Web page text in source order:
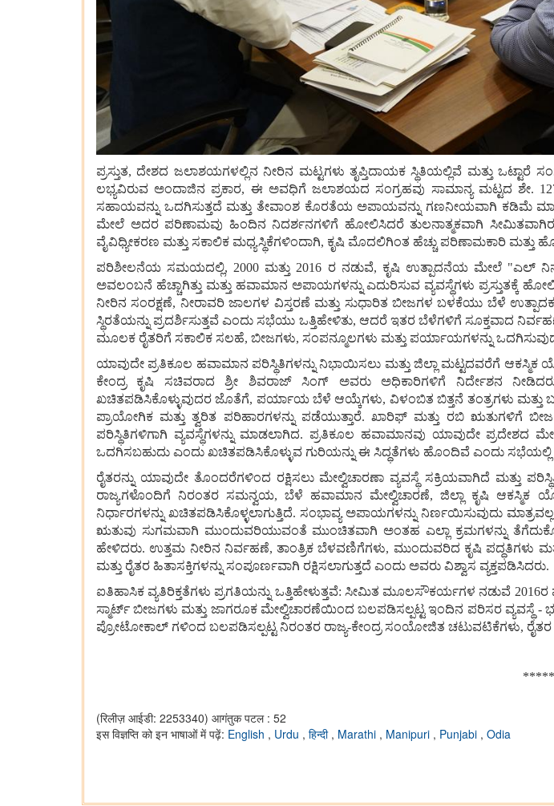
ಪ್ರಸ್ತುತ, ದೇಶದ ಜಲಾಶಯಗಳಲ್ಲಿನ ನೀರಿನ ಮಟ್ಟಗಳು ತೃಪ್ತಿದಾಯಕ ಸ್ಥಿತಿಯಲ್ಲಿವೆ ಮತ್ತು
ಲಭ್ಯವಿರುವ ಅಂದಾಜಿನ ಪ್ರಕಾರ, ಈ ಅವಧಿಗೆ ಜಲಾಶಯದ ಸಂಗ್ರಹವು ಸಾಮಾನ್ಯ ಮಟ್ಟದ ಶೇ.
ಸಹಾಯವನ್ನು ಒದಗಿಸುತ್ತದೆ ಮತ್ತು ತೇವಾಂಶ ಕೊರತೆಯ ಅಪಾಯವನ್ನು ಗಣನೀಯವಾಗಿ ಕಡಿಮೆ
ಮೇಲೆ ಅದರ ಪರಿಣಾಮವು ಹಿಂದಿನ ನಿದರ್ಶನಗಳಿಗೆ ಹೋಲಿಸಿದರೆ ತುಲನಾತ್ಮಕವಾಗಿ
ವೈವಿಧ್ಯೀಕರಣ ಮತ್ತು ಸಕಾಲಿಕ ಮಧ್ಯಸ್ಥಿಕೆಗಳಿಂದಾಗಿ, ಕೃಷಿ ಮೊದಲಿಗಿಂತ ಹೆಚ್ಚು ಪರಿಣಾಮಕಾರಿ
ಪರಿಶೀಲನೆಯ ಸಮಯದಲ್ಲಿ, 2000 ಮತ್ತು 2016 ರ ನಡುವೆ, ಕೃಷಿ ಉತ್ಪಾದನೆಯ ಮೇಲೆ "ಎಲ್
ಅವಲಂಬನೆ ಹೆಚ್ಚಾಗಿತ್ತು ಮತ್ತು ಹವಾಮಾನ ಅಪಾಯಗಳನ್ನು ಎದುರಿಸುವ ವ್ಯವಸ್ಥೆಗಳು ಪ್ರಸ್ತುತಕ್ಕೆ
ನೀರಿನ ಸಂರಕ್ಷಣೆ, ನೀರಾವರಿ ಜಾಲಗಳ ವಿಸ್ತರಣೆ ಮತ್ತು ಸುಧಾರಿತ ಬೀಜಗಳ ಬಳಕೆಯು ಬೆಳೆ
ಸ್ಥಿರತೆಯನ್ನು ಪ್ರದರ್ಶಿಸುತ್ತವೆ ಎಂದು ಸಭೆಯು ಒತ್ತಿಹೇಳಿತು, ಆದರೆ ಇತರ ಬೆಳೆಗಳಿಗೆ ಸೂಕ್ತವಾದ
ಮೂಲಕ ರೈತರಿಗೆ ಸಕಾಲಿಕ ಸಲಹೆ, ಬೀಜಗಳು, ಸಂಪನ್ಮೂಲಗಳು ಮತ್ತು ಪರ್ಯಾಯಗಳನ್ನು
ಯಾವುದೇ ಪ್ರತಿಕೂಲ ಹವಾಮಾನ ಪರಿಸ್ಥಿತಿಗಳನ್ನು ನಿಭಾಯಿಸಲು ಮತ್ತು ಜಿಲ್ಲಾ ಮಟ್ಟದವರೆಗೆ ಆಕಸ್ಮಿಕ
ಕೇಂದ್ರ ಕೃಷಿ ಸಚಿವರಾದ ಶ್ರೀ ಶಿವರಾಜ್ ಸಿಂಗ್ ಅವರು ಅಧಿಕಾರಿಗಳಿಗೆ ನಿರ್ದೇಶನ
ಖಚಿತಪಡಿಸಿಕೊಳ್ಳುವುದರ ಜೊತೆಗೆ, ಪರ್ಯಾಯ ಬೆಳೆ ಆಯ್ಕೆಗಳು, ವಿಳಂಬಿತ ಬಿತ್ತನೆ ತಂತ್ರಗಳು ಮತ್ತು ಬರ
ಪ್ರಾಯೋಗಿಕ ಮತ್ತು ತ್ವರಿತ ಪರಿಹಾರಗಳನ್ನು ಪಡೆಯುತ್ತಾರೆ. ಖಾರಿಫ್ ಮತ್ತು ರಬಿ ಋತುಗಳಿಗೆ
ಪರಿಸ್ಥಿತಿಗಳಿಗಾಗಿ ವ್ಯವಸ್ಥೆಗಳನ್ನು ಮಾಡಲಾಗಿದ. ಪ್ರತಿಕೂಲ ಹವಾಮಾನವು ಯಾವುದೇ
ಒದಗಿಸಬಹುದು ಎಂದು ಖಚಿತಪಡಿಸಿಕೊಳ್ಳುವ ಗುರಿಯನ್ನು ಈ ಸಿದ್ಧತೆಗಳು ಹೊಂದಿವೆ ಎಂದು
ರೈತರನ್ನು ಯಾವುದೇ ತೊಂದರೆಗಳಿಂದ ರಕ್ಷಿಸಲು ಮೇಲ್ವಿಚಾರಣಾ ವ್ಯವಸ್ಥೆ ಸಕ್ರಿಯವಾಗಿದೆ ಮತ್ತು
ರಾಜ್ಯಗಳೊಂದಿಗೆ ನಿರಂತರ ಸಮನ್ವಯ, ಬೆಳೆ ಹವಾಮಾನ ಮೇಲ್ವಿಚಾರಣೆ, ಜಿಲ್ಲಾ ಕೃಷಿ ಆಕಸ್ಮಿಕ
ನಿರ್ಧಾರಗಳನ್ನು ಖಚಿತಪಡಿಸಿಕೊಳ್ಳಲಾಗುತ್ತಿದೆ. ಸಂಭಾವ್ಯ ಅಪಾಯಗಳನ್ನು ನಿರ್ಣಯಿಸುವುದು
ಋತುವು ಸುಗಮವಾಗಿ ಮುಂದುವರಿಯುವಂತೆ ಮುಂಚಿತವಾಗಿ ಅಂತಹ ಎಲ್ಲಾ ಕ್ರಮಗಳನ್ನು
ಹೇಳಿದರು. ಉತ್ತಮ ನೀರಿನ ನಿರ್ವಹಣೆ, ತಾಂತ್ರಿಕ ಬೆಳವಣಿಗೆಗಳು, ಮುಂದುವರಿದ ಕೃಷಿ ಪದ್ಧತಿಗಳು
ಮತ್ತು ರೈತರ ಹಿತಾಸಕ್ತಿಗಳನ್ನು ಸಂಪೂರ್ಣವಾಗಿ ರಕ್ಷಿಸಲಾಗುತ್ತದೆ ಎಂದು ಅವರು ವಿಶ್ವಾಸ ವ್ಯಕ್ತಪಡಿಸಿದರು.
ಐತಿಹಾಸಿಕ ವ್ಯತಿರಿಕ್ತತೆಗಳು ಪ್ರಗತಿಯನ್ನು ಒತ್ತಿಹೇಳುತ್ತವೆ: ಸೀಮಿತ ಮೂಲಸೌಕರ್ಯಗಳ ನಡುವೆ
ಸ್ಮಾರ್ಟ್ ಬೀಜಗಳು ಮತ್ತು ಜಾಗರೂಕ ಮೇಲ್ವಿಚಾರಣೆಯಿಂದ ಬಲಪಡಿಸಲ್ಪಟ್ಟ ಇಂದಿನ ಪರಿಸರ ವ್ಯವಸ್ಥೆ -
ಪ್ರೋಟೋಕಾಲ್‌ ಗಳಿಂದ ಬಲಪಡಿಸಲ್ಪಟ್ಟ ನಿರಂತರ ರಾಜ್ಯ-ಕೇಂದ್ರ ಸಂಯೋಜಿತ ಚಟುವಟಿಕೆಗಳು,
*****
(रिलीज़ आईडी: 2253340) आगंतुक पटल : 52
इस विज्ञप्ति को इन भाषाओं में पढ़ें: English , Urdu , हिन्दी , Marathi , Manipuri , Punjabi , Odia